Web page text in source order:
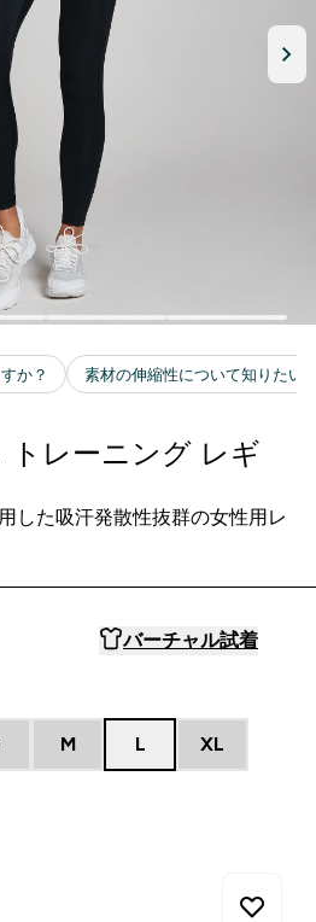
トレーニング レギ
した吸汗発散性抜群の女性用レ
バーチャル試着
M L XL